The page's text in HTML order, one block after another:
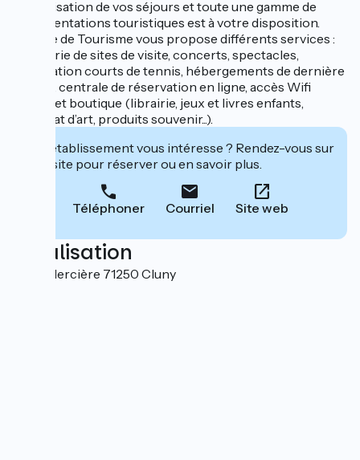
l’organisation de vos séjours et toute une gamme de
documentations touristiques est à votre disposition.
L'Office de Tourisme vous propose différents services :
billetterie de sites de visite, concerts, spectacles,
réservation courts de tennis, hébergements de dernière
minute, centrale de réservation en ligne, accès Wifi
gratuit et boutique (librairie, jeux et livres enfants,
artisanat d’art, produits souvenir...).
Cet établissement vous intéresse ? Rendez-vous sur
leur site pour réserver ou en savoir plus.
Téléphoner Courriel Site web
Localisation
6 rue Mercière 71250 Cluny